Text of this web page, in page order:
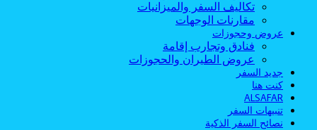
تكاليف السفر والميزانيات
مقارنات الوجهات
عروض وحجوزات
فنادق وتجارب إقامة
عروض الطيران والحجوزات
جديد السفر
كنت هنا
ALSAFAR
تنبيهات السفر
نصائح السفر الذكية